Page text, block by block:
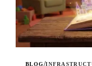
BLOG/